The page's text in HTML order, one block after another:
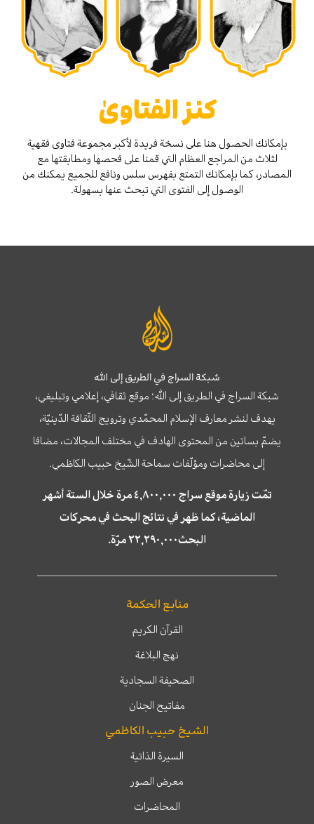
كنز الفتاوىٰ
بإمكانك الحصول هنا على نسخة فريدة لأكبر مجموعة فتاوى فقهية
لثلاث من المراجع العظام التي قمنا على فحصها ومطابقتها مع
المصادر، كما بإمكانك التمتع بفهرس سلس ونافع للجميع يمكنك من
الوصول إلى الفتوى التي تبحث عنها بسهولة.
شبكة السراج في الطريق إلى الله
شبكة السراج في الطريق إلى الله؛ موقع ثقافي، إعلامي وتبليغي،
يهدف لنشر معارف الإسلام المحمّدي وترويج الثّقافة الدّينيّة،
يضمّ بساتين من المحتوى الهادف في مختلف المجالات، مضافا
إلى محاضرات ومؤلّفات سماحة الشّيخ حبيب الكاظمي.
تمّت زيارة موقع سراج ٤,٨٠٠,٠٠٠ مرة خلال الستة أشهر
الماضية، كما ظهر في نتائج البحث في محركات
البحث٢٢,٢٩٠,٠٠٠ مرّة.
منابع الحكمة
القرآن الكريم
نهج البلاغة
الصحيفة السجادية
مفاتيح الجنان
الشيخ حبيب الكاظمي
السيرة الذاتية
معرض الصور
المحاضرات